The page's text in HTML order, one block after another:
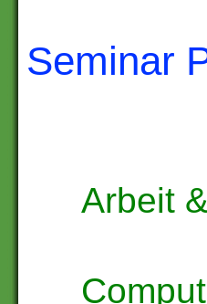
Seminar
Arbeit